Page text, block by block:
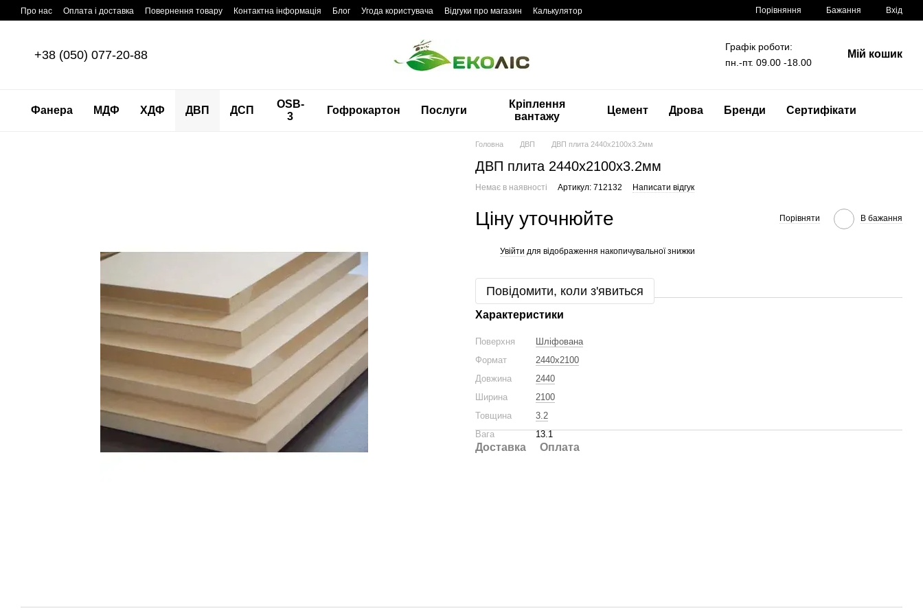
Перейти до основного контенту
Про нас Оплата і доставка Повернення товару Контактна інформація Блог Угода користувача Відгуки про магазин Калькулятор Порівняння Бажання Вхід
+38 (050) 077-20-88
Графік роботи:
пн.-пт. 09.00 -18.00
Мій кошик
Фанера МДФ ХДФ ДВП ДСП
OSB-
3
Гофрокартон Послуги
Кріплення
вантажу
Цемент Дрова Бренди Сертифікати
Головна ДВП ДВП плита 2440x2100x3.2мм
ДВП плита 2440x2100x3.2мм
Немає в наявності Артикул: 712132 Написати відгук
Ціну уточнюйте Порівняти В бажання
Увійти для відображення накопичувальної знижки
Повідомити, коли з'явиться
Характеристики
Поверхня
Шліфована
Формат
2440x2100
Довжина
2440
Ширина
2100
Товщина
3.2
Вага
13.1
Доставка Оплата